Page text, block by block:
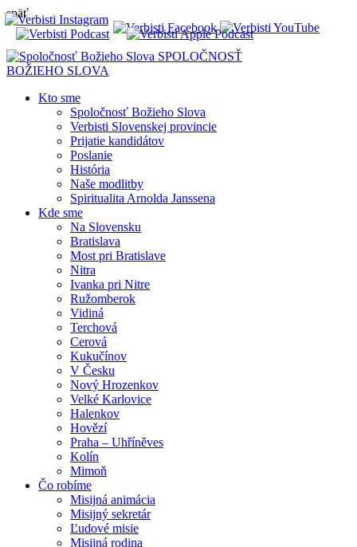
späť
SPOLOČNOSŤ
BOŽIEHO SLOVA
Kto sme
Spoločnosť Božieho Slova
Verbisti Slovenskej provincie
Prijatie kandidátov
Poslanie
História
Naše modlitby
Spiritualita Arnolda Janssena
Kde sme
Na Slovensku
Bratislava
Most pri Bratislave
Nitra
Ivanka pri Nitre
Ružomberok
Vidiná
Terchová
Cerová
Kukučínov
V Česku
Nový Hrozenkov
Velké Karlovice
Halenkov
Hovězí
Praha – Uhříněves
Kolín
Mimoň
Čo robíme
Misijná animácia
Misijný sekretár
Ľudové misie
Misijná rodina